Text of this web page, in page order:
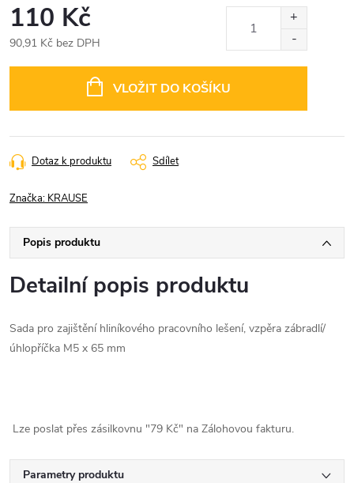
110 Kč
90,91 Kč bez DPH
VLOŽIT DO KOŠÍKU
Dotaz k produktu Sdílet
Značka: KRAUSE
Popis produktu
Detailní popis produktu
Sada pro zajištění hliníkového pracovního lešení, vzpěra zábradlí/
úhlopříčka M5 x 65 mm
Lze poslat přes zásilkovnu "79 Kč" na Zálohovou fakturu.
Parametry produktu